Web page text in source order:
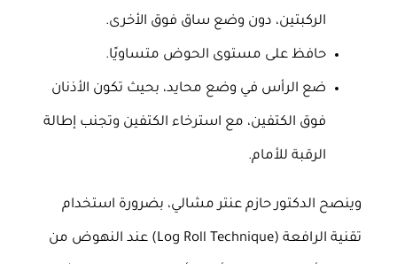
الركبتين، دون وضع ساق فوق الأخرى.
حافظ على مستوى الحوض متساويًا.
ضع الرأس في وضع محايد، بحيث تكون الأذنان
فوق الكتفين، مع استرخاء الكتفين وتجنب إطالة
الرقبة للأمام.
وينصح الدكتور حازم عنتر مشالي، بضرورة استخدام
تقنية الرافعة (Log Roll Technique) عند النهوض من